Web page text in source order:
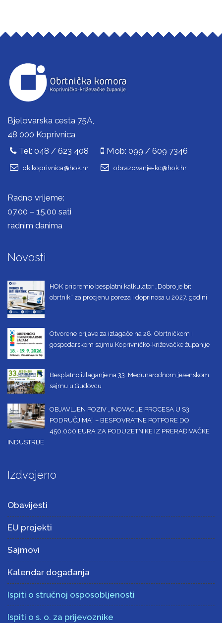
Bjelovarska cesta 75A,
48 000 Koprivnica
Tel: 048 / 623 408
Mob: 099 / 609 7346
ok.koprivnica@hok.hr obrazovanje-kc@hok.hr
Radno vrijeme:
07.00 – 15.00 sati
radnim danima
Novosti
HOK pripremio besplatni kalkulator „Dobro je biti
obrtnik“ za procjenu poreza i doprinosa u 2027. godini
Otvorene prijave za izlagače na 28. Obrtničkom i
gospodarskom sajmu Koprivničko-križevačke županije
Besplatno izlaganje na 33. Međunarodnom jesenskom
sajmu u Gudovcu
OBJAVLJEN POZIV „INOVACIJE PROCESA U S3
PODRUČJIMA“ – BESPOVRATNE POTPORE DO
450.000 EURA ZA PODUZETNIKE IZ PRERAĐIVAČKE
INDUSTRIJE
Izdvojeno
Obavijesti
EU projekti
Sajmovi
Kalendar događanja
Ispiti o stručnoj osposobljenosti
Ispiti o s. o. za prijevoznike